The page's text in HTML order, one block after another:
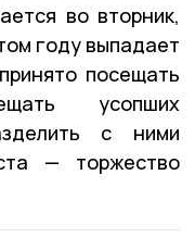
во вторник,
году выпадает
посещать
усопших
с ними
— торжество